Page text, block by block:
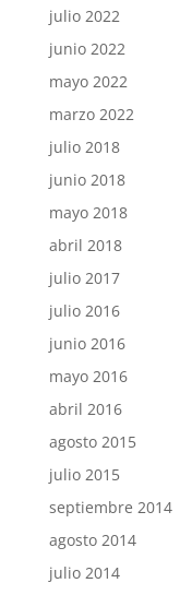
julio 2022
junio 2022
mayo 2022
marzo 2022
julio 2018
junio 2018
mayo 2018
abril 2018
julio 2017
julio 2016
junio 2016
mayo 2016
abril 2016
agosto 2015
julio 2015
septiembre 2014
agosto 2014
julio 2014